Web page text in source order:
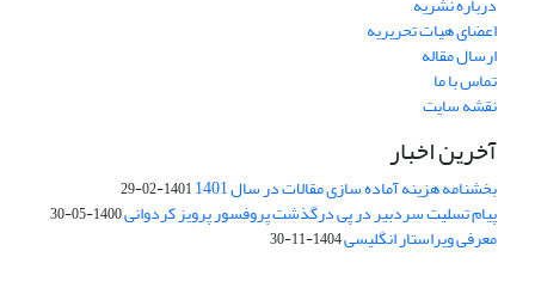
اعضای هیات تحریریه
ارسال مقاله
تماس با ما
نقشه سایت
آخرین اخبار
بخشنامه هزینه آماده سازی مقالات در سال 1401 1401-02-29
پیام تسلیت سردبیر در پی درگذشت پروفسور پرویز کردوانی1400-05-30
معرفی ویراستار انگلیسی1404-11-30